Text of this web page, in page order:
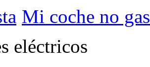
Mi coche no
eléctricos